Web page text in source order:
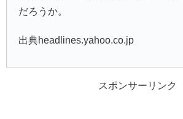
だろうか。
出典headlines.yahoo.co.jp
スポンサーリンク